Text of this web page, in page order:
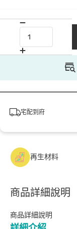
宅配到府
再生材料
商品詳細說明
商品詳細說明